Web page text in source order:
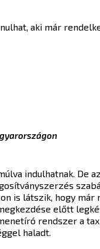
aki már
indulhatnak. De
is látszik, hogy
előtt
rendszer a
haladt.